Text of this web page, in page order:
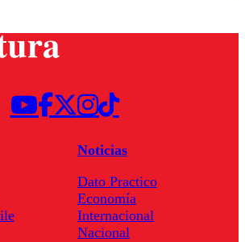
Noticias
Dato Practico
Economía
Internacional
Nacional